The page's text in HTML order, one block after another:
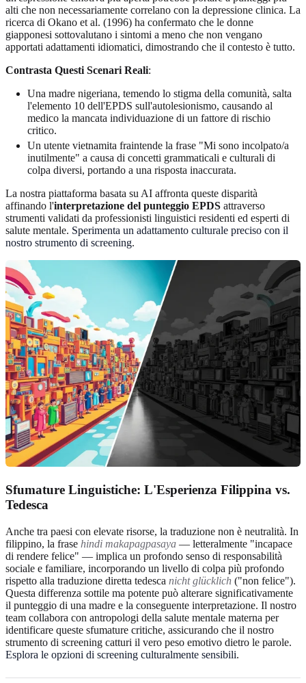
alti che non necessariamente correlano con la depressione clinica. La
ricerca di Okano et al. (1996) ha confermato che le donne
giapponesi sottovalutano i sintomi a meno che non vengano
apportati adattamenti idiomatici, dimostrando che il contesto è tutto.
Contrasta Questi Scenari Reali:
Una madre nigeriana, temendo lo stigma della comunità, salta
l'elemento 10 dell'EPDS sull'autolesionismo, causando al
medico la mancata individuazione di un fattore di rischio
critico.
Un utente vietnamita fraintende la frase "Mi sono incolpato/a
inutilmente" a causa di concetti grammaticali e culturali di
colpa diversi, portando a una risposta inaccurata.
La nostra piattaforma basata su AI affronta queste disparità
affinando l'interpretazione del punteggio EPDS attraverso
strumenti validati da professionisti linguistici residenti ed esperti di
salute mentale. Sperimenta un adattamento culturale preciso con il
nostro strumento di screening.
Sfumature Linguistiche: L'Esperienza Filippina vs.
Tedesca
Anche tra paesi con elevate risorse, la traduzione non è neutralità. In
filippino, la frase hindi makapagpasaya — letteralmente "incapace
di rendere felice" — implica un profondo senso di responsabilità
sociale e familiare, incorporando un livello di colpa più profondo
rispetto alla traduzione diretta tedesca nicht glücklich ("non felice").
Questa differenza sottile ma potente può alterare significativamente
il punteggio di una madre e la conseguente interpretazione. Il nostro
team collabora con antropologi della salute mentale materna per
identificare queste sfumature critiche, assicurando che il nostro
strumento di screening catturi il vero peso emotivo dietro le parole.
Esplora le opzioni di screening culturalmente sensibili.